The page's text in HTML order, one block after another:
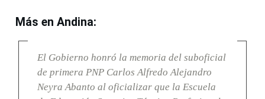
Más en Andina:
El Gobierno honró la memoria del suboficial
de primera PNP Carlos Alfredo Alejandro
Neyra Abanto al oficializar que la Escuela